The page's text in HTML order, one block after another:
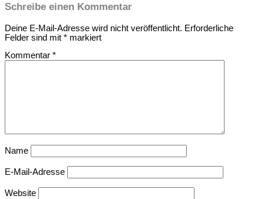
Schreibe einen Kommentar
Deine E-Mail-Adresse wird nicht veröffentlicht. Erforderliche
Felder sind mit * markiert
Kommentar *
Name
E-Mail-Adresse
Website